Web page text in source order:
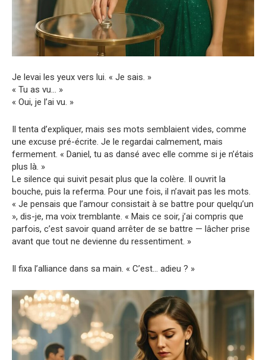
Je levai les yeux vers lui. « Je sais. »
« Tu as vu… »
« Oui, je l’ai vu. »
Il tenta d’expliquer, mais ses mots semblaient vides, comme
une excuse pré-écrite. Je le regardai calmement, mais
fermement. « Daniel, tu as dansé avec elle comme si je n’étais
plus là. »
Le silence qui suivit pesait plus que la colère. Il ouvrit la
bouche, puis la referma. Pour une fois, il n’avait pas les mots.
« Je pensais que l’amour consistait à se battre pour quelqu’un
», dis-je, ma voix tremblante. « Mais ce soir, j’ai compris que
parfois, c’est savoir quand arrêter de se battre — lâcher prise
avant que tout ne devienne du ressentiment. »
Il fixa l’alliance dans sa main. « C’est… adieu ? »